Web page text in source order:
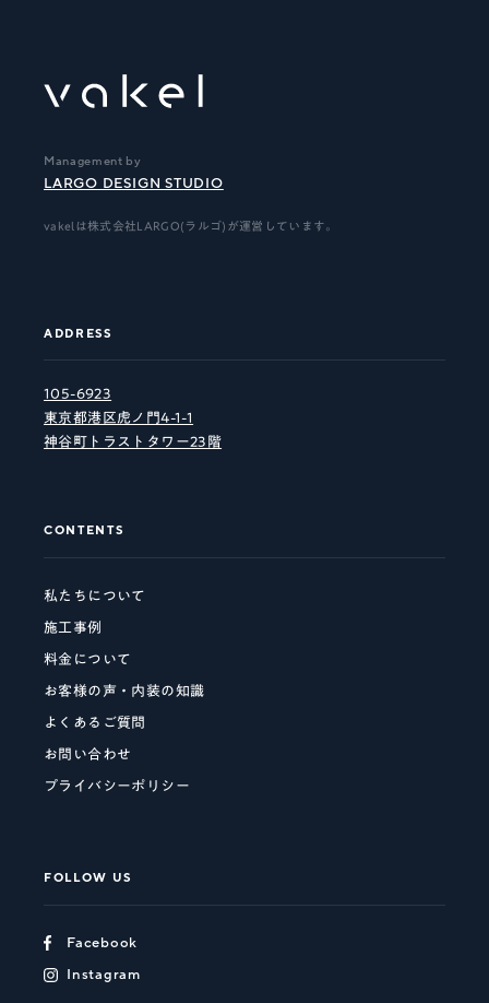
Management by
LARGO DESIGN STUDIO
vakelは株式会社LARGO(ラルゴ)が運営しています。
ADDRESS
105-6923
東京都港区虎ノ門4-1-1
神谷町トラストタワー23階
CONTENTS
私たちについて
施工事例
料金について
お客様の声・内装の知識
よくあるご質問
お問い合わせ
プライバシーポリシー
FOLLOW US
Facebook
Instagram